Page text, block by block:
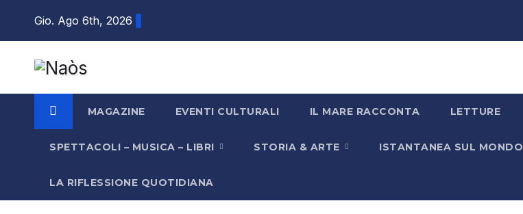
Gio. Ago 6th, 2026
MAGAZINE EVENTI CULTURALI IL MARE RACCONTA LETTURE
SPETTACOLI – MUSICA – LIBRI STORIA & ARTE ISTANTANEA SUL MONDO
LA RIFLESSIONE QUOTIDIANA